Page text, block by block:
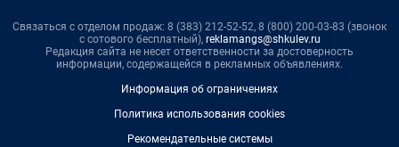
Связаться с отделом продаж: 8 (383) 212-52-52, 8 (800) 200-03-83 (звонок
с сотового бесплатный), reklamangs@shkulev.ru
Редакция сайта не несет ответственности за достоверность
информации, содержащейся в рекламных объявлениях.
Информация об ограничениях
Политика использования cookies
Рекомендательные системы